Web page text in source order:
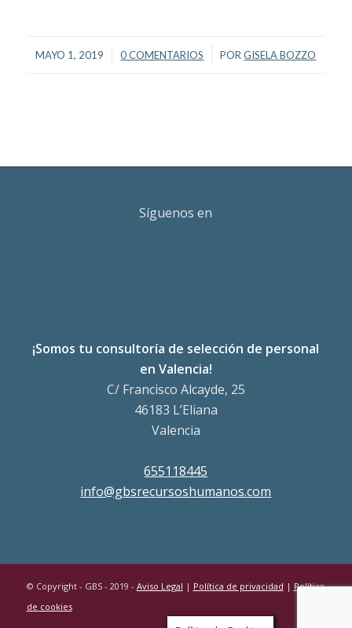
MAYO 1, 2019
/ 0 COMENTARIOS
/ PORGISELA BOZZO
Síguenos en
¡Somos tu consultoría de selección de personal
en Valencia!
C/ Francisco Alcayde, 25
46183 L’Eliana
Valencia
655118445
info@gbsrecursoshumanos.com
© Copyright - GBS - 2019 - Aviso Legal | Política de privacidad | Política
de cookies